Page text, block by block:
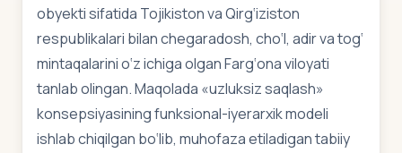
obyekti sifatida Tojikiston va Qirg‘iziston
respublikalari bilan chegaradosh, cho‘l, adir va tog‘
mintaqalarini o‘z ichiga olgan Farg‘ona viloyati
tanlab olingan. Maqolada «uzluksiz saqlash»
konsepsiyasining funksional-iyerarxik modeli
ishlab chiqilgan bo‘lib, muhofaza etiladigan tabiiy